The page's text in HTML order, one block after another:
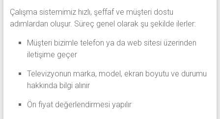
Çalışma sistemimiz hızlı, şeffaf ve müşteri dostu
adımlardan oluşur. Süreç genel olarak şu şekilde ilerler:
Müşteri bizimle telefon ya da web sitesi üzerinden
iletişime geçer
Televizyonun marka, model, ekran boyutu ve durumu
hakkında bilgi alınır
Ön fiyat değerlendirmesi yapılır